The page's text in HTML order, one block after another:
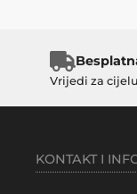
Vrijedi za
KONTAKT I